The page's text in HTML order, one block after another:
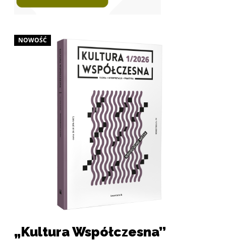
Strona produktu „Kultura Współczesna” 1(135)/2026
Galeria produktu
NOWOŚĆ
„Kultura Współczesna”